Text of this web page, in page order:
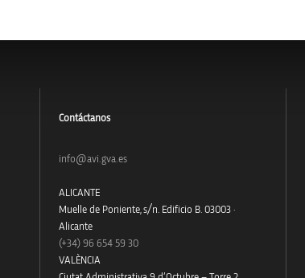
Contáctanos
info@avi.gva.es
ALICANTE
Muelle de Poniente, s/n. Edificio B. 03003 ·
Alicante
(+34) 96 654 59 30
VALÈNCIA